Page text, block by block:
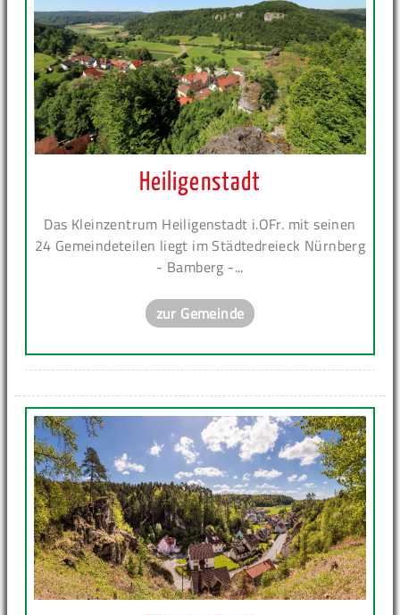
Heiligenstadt
Das Kleinzentrum Heiligenstadt i.OFr. mit seinen
24 Gemeindeteilen liegt im Städtedreieck Nürnberg
- Bamberg -...
zur Gemeinde